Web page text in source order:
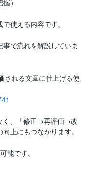
）
使える内容です。
で流れを解説していま
される文章に仕上げる使
く、「修正→再評価→改
上にもつながります。
能です。